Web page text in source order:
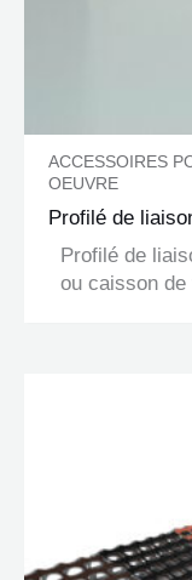
ACCESSOIRES
OEUVRE
Profilé de
Profilé de
ou caisson